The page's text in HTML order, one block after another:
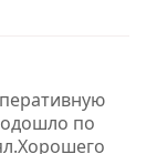
по